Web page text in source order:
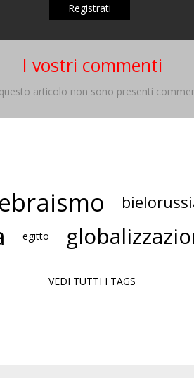
Registrati
I vostri commenti
articolo non sono presenti
ebraismo
egitto
VEDI TUTTI I TAGS